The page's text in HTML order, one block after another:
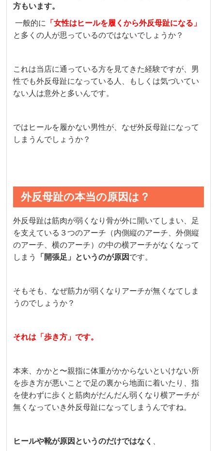
方もいます。
一般的に
「女性はヒールを履くから外反母趾になる」
と多くの人が思っているのではないでしょうか？
これは当店に通っている方を見てきた経験ですが、男
性でも外反母趾になっている人、もしくは気づいてい
ない人は意外と多いんです。
ではヒールを履かない男性が、なぜ外反母趾になって
しまうんでしょうか？
外反母趾の本当の原因は？
外反母趾は筋肉が弱くなり骨が外に開いてしまい、足
を支えている３つのアーチ（内側縦のアーチ、外側縦
のアーチ、横のアーチ）の中の横アーチがなくなって
しまう
「開張足」というのが原因 です。
そもそも、なぜ筋力が弱くなりアーチが無くなてしま
うのでしょうか？
それは「歩き方」です。
本来、かかと〜親指に体重がかからないといけない所
を歩き方が悪いことで足の裏から地面に着いたり、指
を使わずに歩くと筋肉がだんだん弱くなり横アーチが
無くなっていき外反母趾になってしまうんですね。
ヒールや靴が原因というのだけではなく